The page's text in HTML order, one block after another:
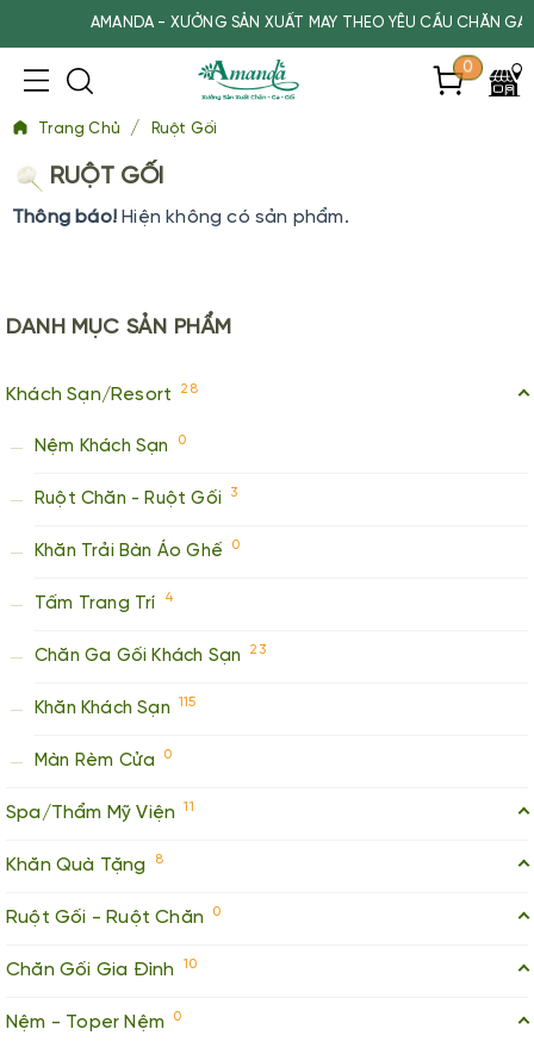
AMANDA - XƯỞNG SẢN XUẤT MAY THEO YÊU CẦU CHĂN GA
0
Trang Chủ / Ruột Gối
DANH MỤC SẢN PHẨM
Khách Sạn/Resort 28
Nệm Khách Sạn 0
Ruột Chăn - Ruột Gối 3
Khăn Trải Bàn Áo Ghế 0
Tấm Trang Trí 4
Chăn Ga Gối Khách Sạn 23
Khăn Khách Sạn 115
Màn Rèm Cửa 0
Spa/Thẩm Mỹ Viện 11
Khăn Quà Tặng 8
Ruột Gối - Ruột Chăn 0
Chăn Gối Gia Đình 10
Nệm - Toper Nệm 0
RUỘT GỐI
Thông báo! Hiện không có sản phẩm.